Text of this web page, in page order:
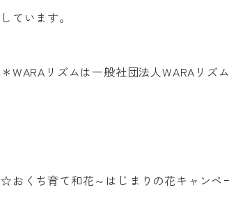
しています。
＊WARAリズムは一般社団法人WARAリズ
☆おくち育て和花～はじまりの花キャンペ